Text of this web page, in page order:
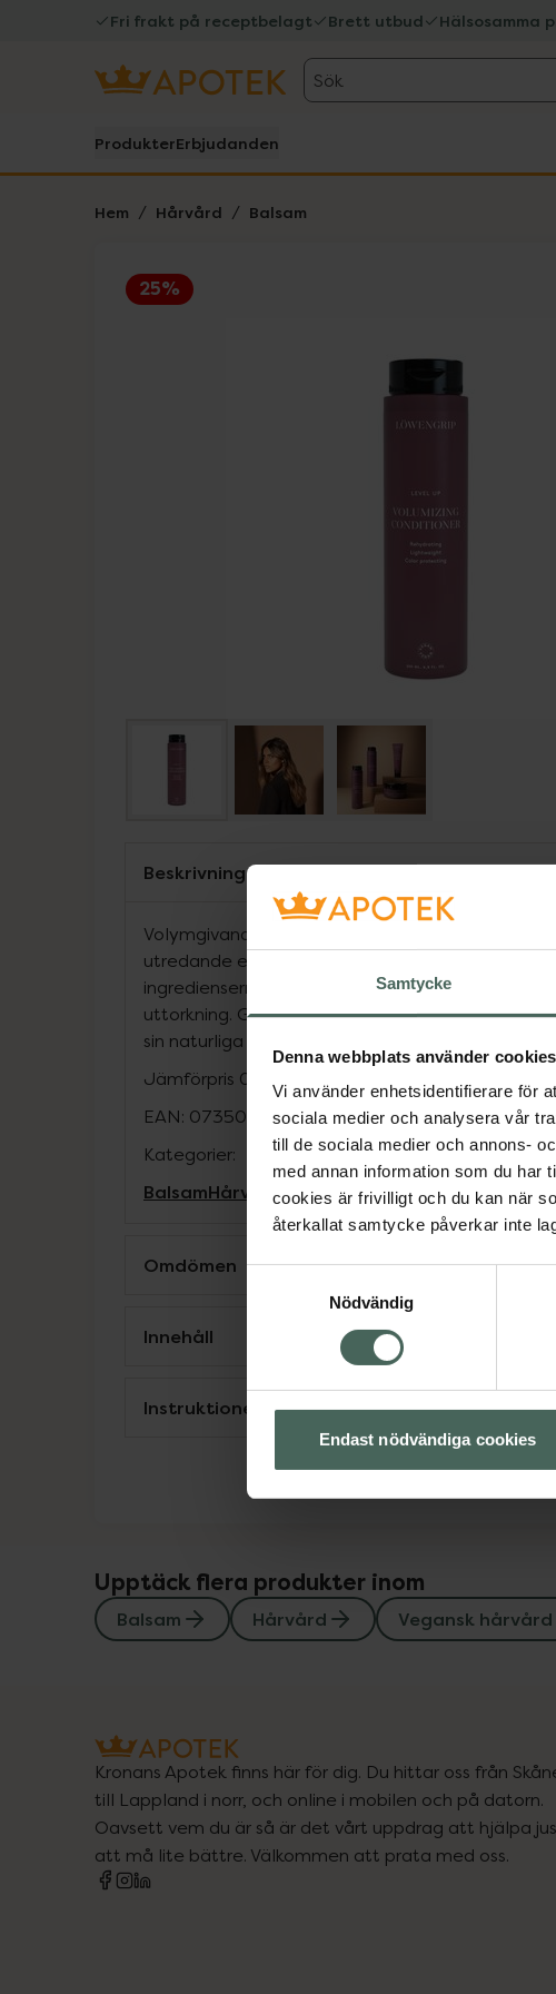
Samtycke
Denna webbplats använder cookies
Vi använder enhetsidentifierare för
sociala medier och analysera vår
till de sociala medier och annons-
med annan information som du har
cookies är frivilligt och du kan när
återkallat samtycke påverkar inte
Nödvändig
Endast nödvändiga cookies
Fri frakt på receptbelagt Brett utbud Hälsosamma
Sök
ProdukterErbjudanden
Hem Hårvård Balsam
25%
Beskrivning
Volymgivande och färgbevarande balsam. Har
utredande effekt utan att tynga ner håret. De
ingredienserna balanserar fukthalten i håret och
uttorkning. Ger ett mjukare resultat och hjälper
sin naturliga lyster. Vegansk. Tillverkad i Sverige.
Jämförpris 0,95 kr
EAN: 07350073863396
Kategorier:
BalsamHårvårdVegansk hårvårdVeganska
Omdömen
Innehåll
Instruktioner
Upptäck flera produkter inom
Balsam Hårvård Vegansk hårvård
Kronans Apotek finns här för dig. Du hittar oss från
till Lappland i norr, och online i mobilen och på datorn.
Oavsett vem du är så är det vårt uppdrag att hjälpa
att må lite bättre. Välkommen att prata med oss.